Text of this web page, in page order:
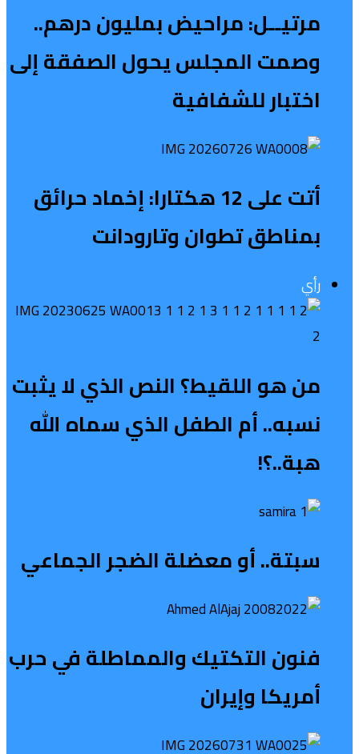
مرتيــل: مراحيض بمليون درهم..
وصمت المجلس يحول الصفقة إلى
اختبار للشفافية
أتت على 12 هكتارا: إخماد حرائق
بمناطق تطوان وتارودانت
رأي
من هو اللقيط؟ النص الذي لا يثبت
نسبه.. أم الطفل الذي سماه الله
هبة..؟!
سبتة.. أو معضلة الضجر الجماعي
فنون التكتيك والمماطلة في حرب
أمريكا وإيران